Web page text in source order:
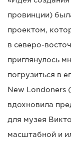
провинции)
проектом,
в северо-
приглянулось
погрузиться в
New Londoners
вдохновила
для музея
масштабной и